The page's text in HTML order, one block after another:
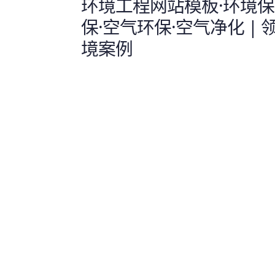
环境工程网站模板·环境
保·空气环保·空气净化 |
境案例